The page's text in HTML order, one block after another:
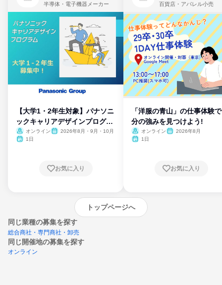
半導体・電子機器メーカー
【大学1・2年生対象】パナソニ
ックキャリアデザインプログラ
ム
オンライン
2026年8月・9月・10月
1日
お気に入り
百貨店・アパレル小売
「洋服の青山」の仕事体験
分の強みを見つけよう!
オンライン
2026年8月
1日
お気に入り
トップページへ
同じ業種の募集を探す
総合商社・専門商社・卸売
同じ開催地の募集を探す
オンライン